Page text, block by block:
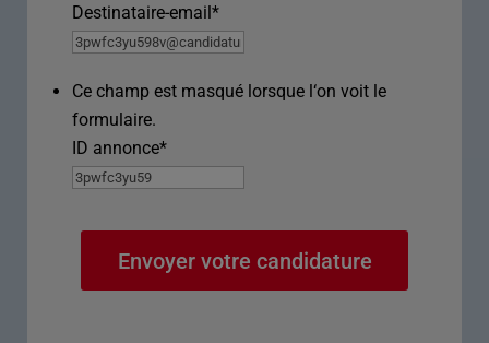
Destinataire-email*
Ce champ est masqué lorsque l‘on voit le
formulaire.
ID annonce*